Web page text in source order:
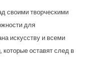
своими творческими
для
искусству и всеми
оставят след в